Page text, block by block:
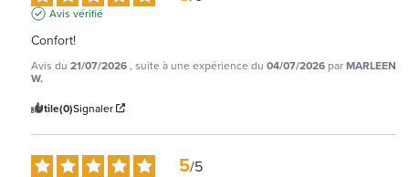
Avis vérifié
Confort!
Avis du 21/07/2026, suite à une expérience du 04/07/2026 parMARLEEN
W.
Utile(0)Signaler
5/5